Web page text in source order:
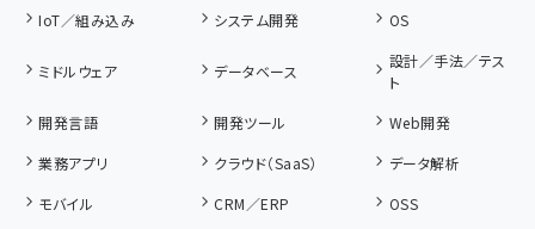
IoT／組み込み
システム開発 OS
ミドルウェア データベース
設計／手法／テス
ト
開発言語
開発ツール
Web開発
業務アプリ
クラウド（SaaS）
データ解析
モバイル
CRM／ERP
OSS